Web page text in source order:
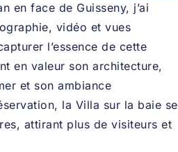
en face de Guisseny, j’ai
vidéo et vues
l’essence de cette
en valeur son architecture,
et son ambiance
la Villa sur la baie se
attirant plus de visiteurs et